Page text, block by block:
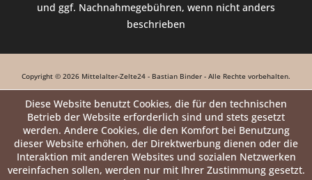
und ggf. Nachnahmegebühren, wenn nicht anders
beschrieben
Copyright © 2026 Mittelalter-Zelte24 - Bastian Binder - Alle Rechte vorbehalten.
Diese Website benutzt Cookies, die für den technischen
Betrieb der Website erforderlich sind und stets gesetzt
werden. Andere Cookies, die den Komfort bei Benutzung
dieser Website erhöhen, der Direktwerbung dienen oder die
Interaktion mit anderen Websites und sozialen Netzwerken
vereinfachen sollen, werden nur mit Ihrer Zustimmung gesetzt.